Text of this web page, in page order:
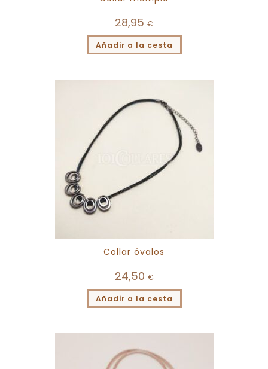
28,95 €
Añadir a la cesta
Collar óvalos
24,50 €
Añadir a la cesta